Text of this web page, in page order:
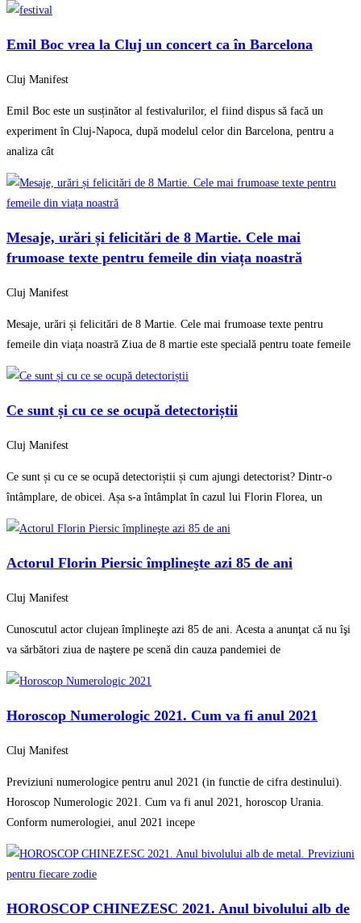
Emil Boc vrea la Cluj un concert ca în Barcelona
Cluj Manifest
Emil Boc este un susținător al festivalurilor, el fiind dispus să facă un
experiment în Cluj-Napoca, după modelul celor din Barcelona, pentru a
analiza cât
Mesaje, urări și felicitări de 8 Martie. Cele mai
frumoase texte pentru femeile din viața noastră
Cluj Manifest
Mesaje, urări și felicitări de 8 Martie. Cele mai frumoase texte pentru
femeile din viața noastră Ziua de 8 martie este specială pentru toate femeile
Ce sunt și cu ce se ocupă detectoriștii
Cluj Manifest
Ce sunt și cu ce se ocupă detectoriștii și cum ajungi detectorist? Dintr-o
întâmplare, de obicei. Așa s-a întâmplat în cazul lui Florin Florea, un
Actorul Florin Piersic împlineşte azi 85 de ani
Cluj Manifest
Cunoscutul actor clujean împlineşte azi 85 de ani. Acesta a anunţat că nu îşi
va sărbători ziua de naştere pe scenă din cauza pandemiei de
Horoscop Numerologic 2021. Cum va fi anul 2021
Cluj Manifest
Previziuni numerologice pentru anul 2021 (in functie de cifra destinului).
Horoscop Numerologic 2021. Cum va fi anul 2021, horoscop Urania.
Conform numerologiei, anul 2021 incepe
HOROSCOP CHINEZESC 2021. Anul bivolului alb de